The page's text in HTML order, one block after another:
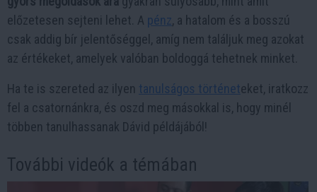
előzetesen sejteni lehet. A pénz, a hatalom és a bosszú
csak addig bír jelentőséggel, amíg nem találjuk meg azokat
az értékeket, amelyek valóban boldoggá tehetnek minket.
Ha te is szereted az ilyen tanulságos történeteket, iratkozz
fel a csatornánkra, és oszd meg másokkal is, hogy minél
többen tanulhassanak Dávid példájából!
További videók a témában